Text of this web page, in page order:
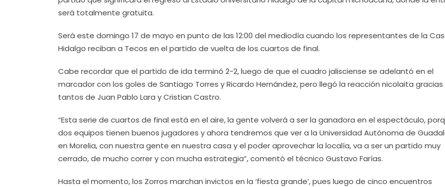
será totalmente gratuita.
Será este domingo 17 de mayo en punto de las 12:00 del mediodía cuando los representantes de la
Hidalgo reciban a Tecos en el partido de vuelta de los cuartos de final.
Cabe recordar que el partido de ida terminó 2-2, luego de que el cuadro jalisciense se adelantó en el
marcador con los goles de Santiago Torres y Ricardo Hernández, pero llegó la reacción nicolaita gracias
tantos de Juan Pablo Lara y Cristian Castro.
“Esta serie de cuartos de final está en el aire, la gente volverá a ser la ganadora en el espectáculo,
dos equipos tienen buenos jugadores y ahora tendremos que ver a la Universidad Autónoma de
en Morelia, con nuestra gente en nuestra casa y el poder aprovechar la localía, va a ser un partido muy
cerrado, de mucho correr y con mucha estrategia”, comentó el técnico Gustavo Farías.
Hasta el momento, los Zorros marchan invictos en la ‘fiesta grande’, pues luego de cinco encuentros